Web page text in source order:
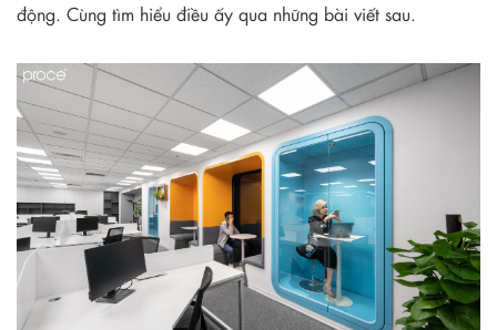
động. Cùng tìm hiểu điều ấy qua những bài viết sau.